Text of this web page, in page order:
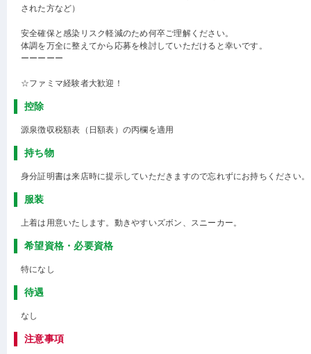
された方など）
安全確保と感染リスク軽減のため何卒ご理解ください。
体調を万全に整えてから応募を検討していただけると幸いです。
ーーーーー
☆ファミマ経験者大歓迎！
控除
源泉徴収税額表（日額表）の丙欄を適用
持ち物
身分証明書は来店時に提示していただきますので忘れずにお持ちください。
服装
上着は用意いたします。動きやすいズボン、スニーカー。
希望資格・必要資格
特になし
待遇
なし
注意事項